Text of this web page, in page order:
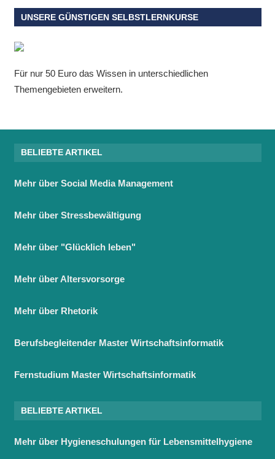
UNSERE GÜNSTIGEN SELBSTLERNKURSE
Für nur 50 Euro das Wissen in unterschiedlichen
Themengebieten erweitern.
BELIEBTE ARTIKEL
Mehr über Social Media Management
Mehr über Stressbewältigung
Mehr über "Glücklich leben"
Mehr über Altersvorsorge
Mehr über Rhetorik
Berufsbegleitender Master Wirtschaftsinformatik
Fernstudium Master Wirtschaftsinformatik
BELIEBTE ARTIKEL
Mehr über Hygieneschulungen für Lebensmittelhygiene